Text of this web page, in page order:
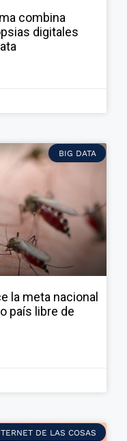
combina
digitales
BIG DATA
la meta nacional
país libre de
DE LAS COSAS